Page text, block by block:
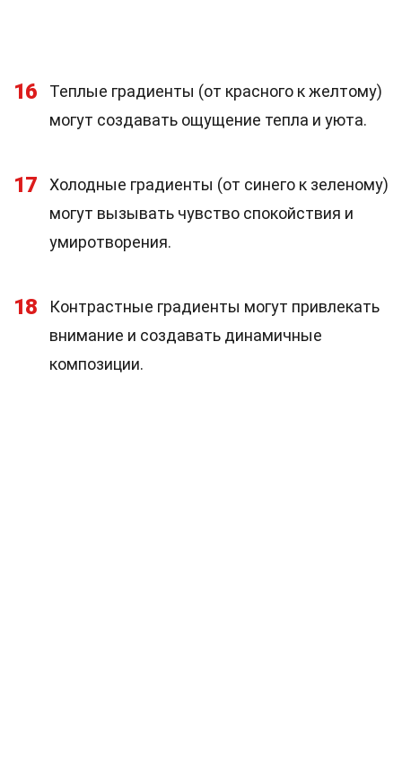
16
Теплые градиенты (от красного к желтому)
могут создавать ощущение тепла и уюта.
17
Холодные градиенты (от синего к зеленому)
могут вызывать чувство спокойствия и
умиротворения.
18
Контрастные градиенты могут привлекать
внимание и создавать динамичные
композиции.